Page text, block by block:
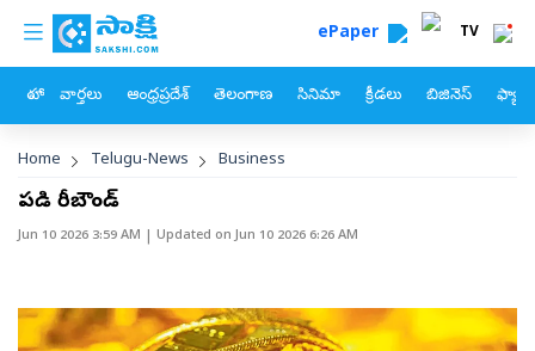
Skip to main content
custom menu ePaper TV
హోం వార్తలు ఆంధ్రప్రదేశ్ తెలంగాణ సినిమా క్రీడలు బిజినెస్
Breadcrumb
Home Telugu-News Business
పసిడి రీబౌండ్‌
Jun 10 2026 3:59 AM | Updated onJun 10 2026 6:26 AM